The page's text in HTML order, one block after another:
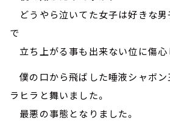
どうやら泣いてた女子は好きな
で
立ち上がる事も出来ない位に傷心
僕の口から飛ばした唾液シャボン
ラヒラと舞いました。
最悪の事態となりました。